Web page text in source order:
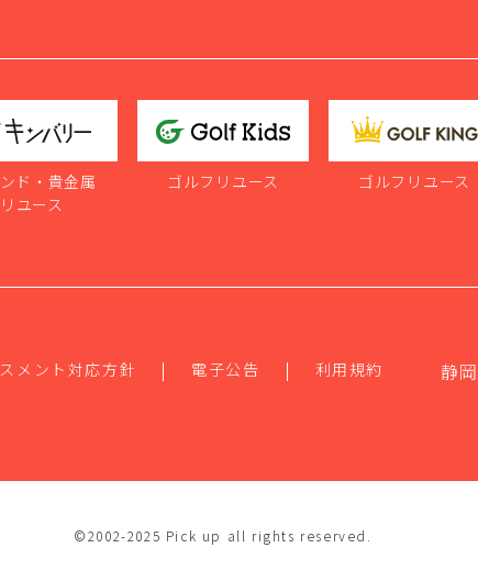
ド・貴金属
リユース
ゴルフリユース ゴルフリユース
メント対応方針 電子公告 利用規約 静
©2002-2025 Pick up all rights reserved.